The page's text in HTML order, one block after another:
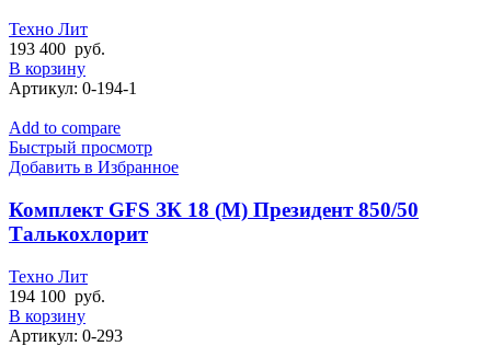
Техно Лит
193 400 руб.
В корзину
Артикул: 0-194-1
Add to compare
Быстрый просмотр
Добавить в Избранное
Комплект GFS ЗК 18 (М) Президент 850/50
Талькохлорит
Техно Лит
194 100 руб.
В корзину
Артикул: 0-293